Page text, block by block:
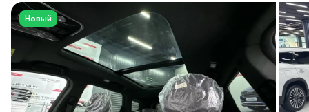
Новый